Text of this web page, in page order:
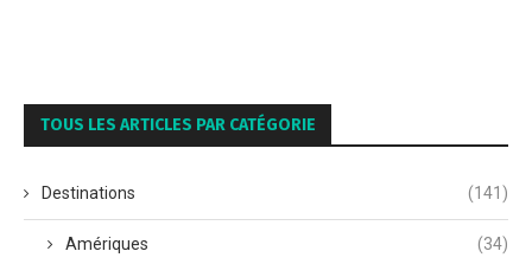
TOUS LES ARTICLES PAR CATÉGORIE
Destinations (141)
Amériques (34)